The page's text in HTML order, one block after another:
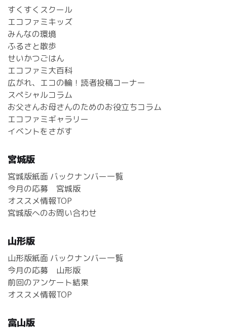
すくすくスクール
エコファミキッズ
みんなの環境
ふるさと散歩
せいかつごはん
エコファミ大百科
広がれ、エコの輪！読者投稿コーナー
スペシャルコラム
お父さんお母さんのためのお役立ちコラム
エコファミギャラリー
イベントをさがす
宮城版
宮城版紙面 バックナンバー一覧
今月の応募 宮城版
オススメ情報TOP
宮城版へのお問い合わせ
山形版
山形版紙面 バックナンバー一覧
今月の応募 山形版
前回のアンケート結果
オススメ情報TOP
富山版